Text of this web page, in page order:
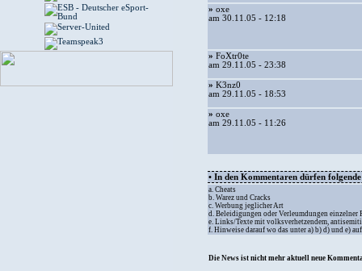
» oxe
am 30.11.05 - 12:18
» FoXtr0te
am 29.11.05 - 23:38
» K3nz0
am 29.11.05 - 18:53
» oxe
am 29.11.05 - 11:26
• In den Kommentaren dürfen
a. Cheats
b. Warez und Cracks
c. Werbung jeglicher Art
d. Beleidigungen oder Verleumdungen einzelner
e. Links/Texte mit volksverhetzendem,
f. Hinweise darauf wo das unter a) b) d) und e)
Die News ist nicht mehr aktuell neue